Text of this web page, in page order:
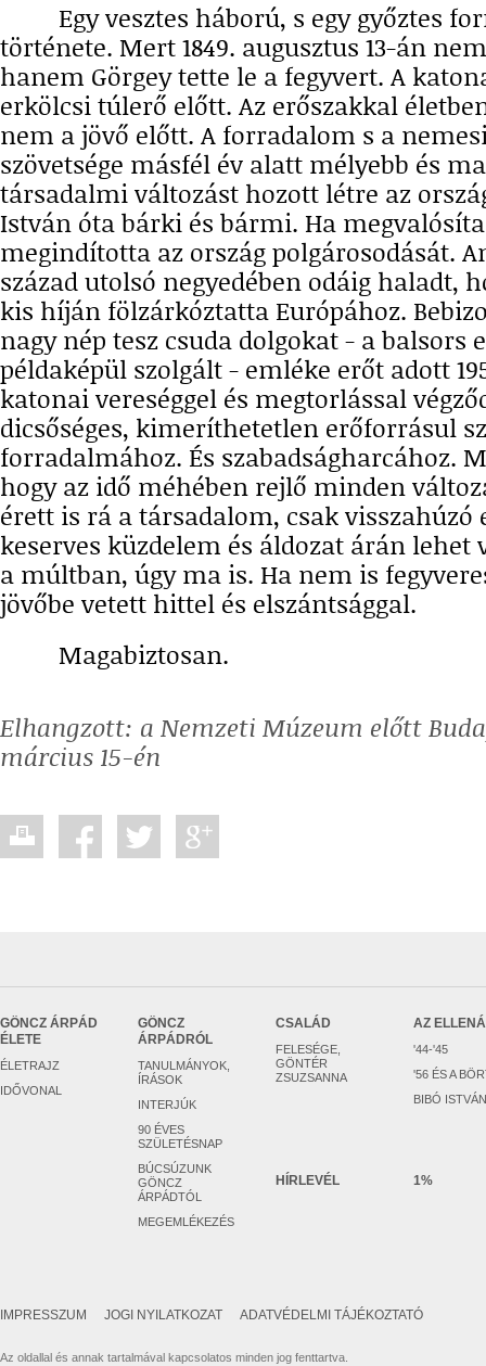
Egy vesztes háború, s egy győztes
története. Mert 1849. augusztus 13-án
hanem Görgey tette le a fegyvert. A
erkölcsi túlerő előtt. Az erőszakkal
nem a jövő előtt. A forradalom s a
szövetsége másfél év alatt mélyebb és
társadalmi változást hozott létre az
István óta bárki és bármi. Ha
megindította az ország polgárosodását.
század utolsó negyedében odáig haladt,
kis híján fölzárkóztatta Európához.
nagy nép tesz csuda dolgokat - a balsors
példaképül szolgált - emléke erőt adott
katonai vereséggel és megtorlással
dicsőséges, kimeríthetetlen erőforrásul
forradalmához. És szabadságharcához.
hogy az idő méhében rejlő minden
érett is rá a társadalom, csak visszahúzó
keserves küzdelem és áldozat árán
a múltban, úgy ma is. Ha nem is
jövőbe vetett hittel és elszántsággal.
Magabiztosan.
Elhangzott: a Nemzeti Múzeum előtt
március 15-én
GÖNCZ ÁRPÁD
ÉLETE
ÉLETRAJZ
IDŐVONAL
GÖNCZ
ÁRPÁDRÓL
TANULMÁNYOK,
ÍRÁSOK
INTERJÚK
90 ÉVES
SZÜLETÉSNAP
BÚCSÚZUNK
GÖNCZ
ÁRPÁDTÓL
MEGEMLÉKEZÉS
CSALÁD
FELESÉGE,
GÖNTÉR
ZSUZSANNA
AZ
'44-'45
'56 ÉS A
BIBÓ
HÍRLEVÉL 1%
IMPRESSZUM JOGI NYILATKOZAT ADATVÉDELMI TÁJÉKOZTATÓ
Az oldallal és annak tartalmával kapcsolatos minden jog fenttartva.